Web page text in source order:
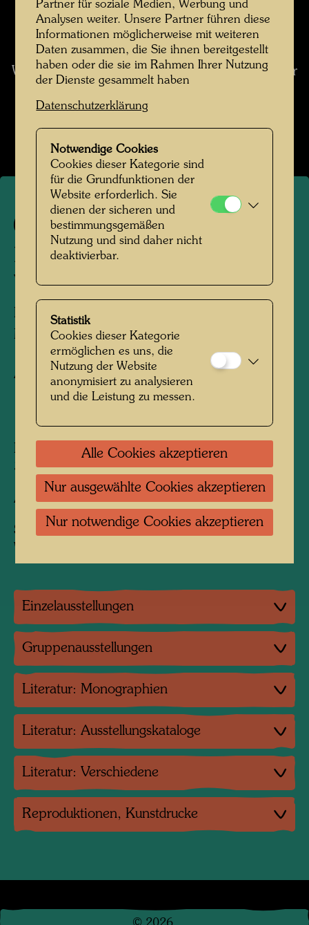
Wachstum, die Ortsgebundenheit, die Nutzung
des Sonnenlichtes, der Winterschlaf, die
unglaubliche Verästelung, die Anpassung, das
Wartenkönnen: Das ist nur ein winziger Teil, der
mir gerade einfällt. (aus: Hundertwasser 1928-
2000, Catalogue Raisonné, Bd. 2, Taschen,
Köln 2002, S. 315)
L'HOMME DANS SON
VERT A LUI
DER MENSCH IN SEINEM GRÜN
Man in His Greenery
Aquarell
1956
Painted at St. Jakob, July 1956
350 mm x 270 mm
Aquarell auf grundiertem Packpapier
Sammlung:
Wien Museum, Vienna
Einzelausstellungen
Gruppenausstellungen
Literatur: Monographien
Literatur: Ausstellungskataloge
Literatur: Verschiedene
Reproduktionen, Kunstdrucke
Partner für soziale Medien, Werbung und
Analysen weiter. Unsere Partner führen diese
Informationen möglicherweise mit weiteren
Daten zusammen, die Sie ihnen bereitgestellt
haben oder die sie im Rahmen Ihrer Nutzung
der Dienste gesammelt haben
Datenschutzerklärung
Notwendige Cookies
Cookies dieser Kategorie sind
für die Grundfunktionen der
Website erforderlich. Sie
dienen der sicheren und
bestimmungsgemäßen
Nutzung und sind daher nicht
deaktivierbar.
Statistik
Cookies dieser Kategorie
ermöglichen es uns, die
Nutzung der Website
anonymisiert zu analysieren
und die Leistung zu messen.
Alle Cookies akzeptieren
Nur ausgewählte Cookies akzeptieren
Nur notwendige Cookies akzeptieren